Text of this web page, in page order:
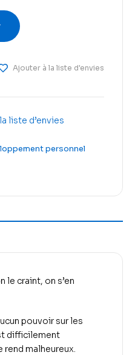
Ajouter à la liste d'envies
liste d’envies
personnel
le craint, on s’en
pouvoir sur les
difficilement
rend malheureux.